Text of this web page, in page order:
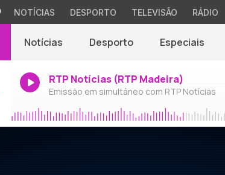
NOTÍCIAS DESPORTO TELEVISÃO RÁDIO
Notícias Desporto Especiais
RTP Notícias (RTP Madeira)
Emissão em simultâneo com RTP Notícias